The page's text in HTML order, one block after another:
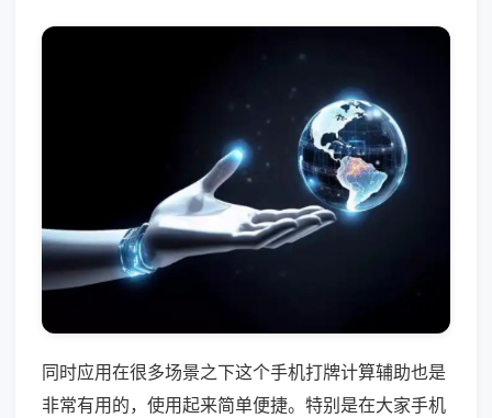
同时应用在很多场景之下这个手机打牌计算辅助也是
非常有用的，使用起来简单便捷。特别是在大家手机